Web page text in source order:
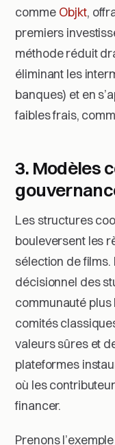
comme Objkt,
premiers
méthode réduit
éliminant les
banques) et en
faibles frais,
3. Modèles
Les structures
bouleversent les
sélection de
décisionnel des
communauté
comités
valeurs sûres et
plateformes
où les
financer.
Prenons